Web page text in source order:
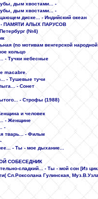
дым хвостами... -
дым хвостами... -
диске... - Индийский океан
- ПАМЯТИ АЛЫХ ПАРУСОВ
(№4)
(по мотивам венгерской народной
кольцо
- Тучки небесные
macabre.
- Тушевые тучи
- Сонет
- Строфы (1988)
и человек
- Женщине
-
тварь... - Фильм
- Ты - мое дыхание...
СОБЕСЕДНИК
сладкий... - Ты - мой сон [Из
Сл.Роксолана Гулинская,